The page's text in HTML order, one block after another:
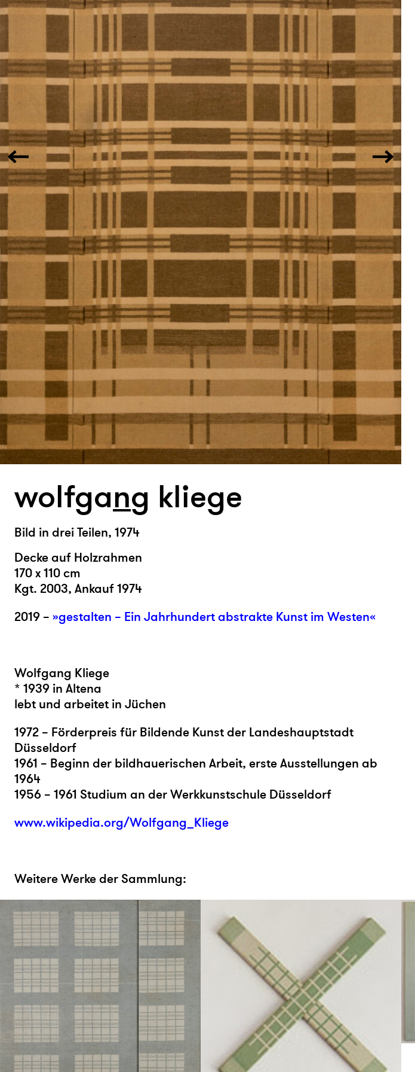
wolfgang kliege
Bild in drei Teilen, 1974
Decke auf Holzrahmen
170 x 110 cm
Kgt. 2003, Ankauf 1974
2019 – »gestalten – Ein Jahrhundert abstrakte Kunst im Westen«
Wolfgang Kliege
* 1939 in Altena
lebt und arbeitet in Jüchen
1972 – Förderpreis für Bildende Kunst der Landeshauptstadt
Düsseldorf
1961 – Beginn der bildhauerischen Arbeit, erste Ausstellungen ab
1964
1956 – 1961 Studium an der Werkkunstschule Düsseldorf
www.wikipedia.org/Wolfgang_Kliege
Weitere Werke der Sammlung: